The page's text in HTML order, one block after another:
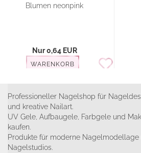
Blumen neonpink
Nur 0,64 EUR
WARENKORB
Professioneller Nagelshop für
und kreative Nailart.
UV Gele, Aufbaugele, Farbgele und
kaufen.
Produkte für moderne
Nagelstudios.